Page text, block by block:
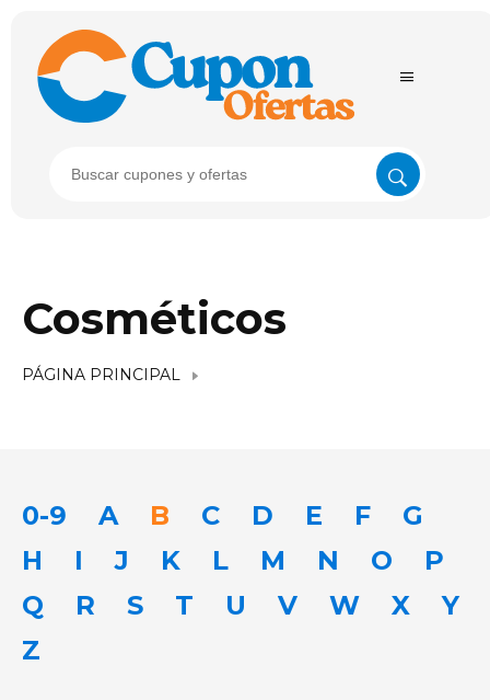
Cosméticos
PÁGINA PRINCIPAL
0-9 A B C D E F
G
H
I J K L M N O
P
Q
R S T U V W X
Y
Z